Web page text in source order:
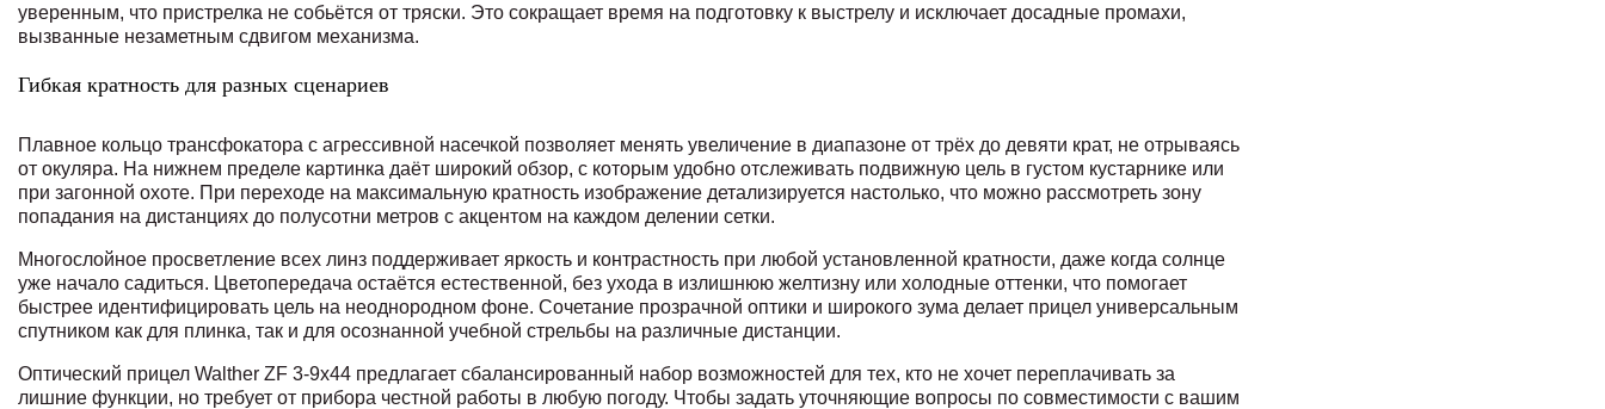
уверенным, что пристрелка не собьётся от тряски. Это сокращает время на подготовку к выстрелу и исключает досадные промахи,
вызванные незаметным сдвигом механизма.
Гибкая кратность для разных сценариев
Плавное кольцо трансфокатора с агрессивной насечкой позволяет менять увеличение в диапазоне от трёх до девяти крат, не отрываясь
от окуляра. На нижнем пределе картинка даёт широкий обзор, с которым удобно отслеживать подвижную цель в густом кустарнике или
при загонной охоте. При переходе на максимальную кратность изображение детализируется настолько, что можно рассмотреть зону
попадания на дистанциях до полусотни метров с акцентом на каждом делении сетки.
Многослойное просветление всех линз поддерживает яркость и контрастность при любой установленной кратности, даже когда солнце
уже начало садиться. Цветопередача остаётся естественной, без ухода в излишнюю желтизну или холодные оттенки, что помогает
быстрее идентифицировать цель на неоднородном фоне. Сочетание прозрачной оптики и широкого зума делает прицел универсальным
спутником как для плинка, так и для осознанной учебной стрельбы на различные дистанции.
Оптический прицел Walther ZF 3-9x44 предлагает сбалансированный набор возможностей для тех, кто не хочет переплачивать за
лишние функции, но требует от прибора честной работы в любую погоду. Чтобы задать уточняющие вопросы по совместимости с вашим